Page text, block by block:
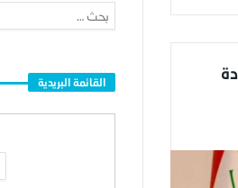
القائمة البريدية